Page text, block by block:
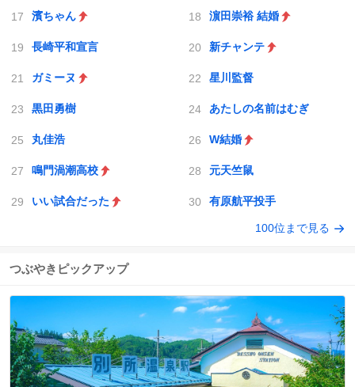
濱ちゃん 濵田崇裕 結婚
長崎平和宣言 新チャンテ
ガミーヌ 星川監督
黒田勇樹 あたしの名前はむぎ
丸佳浩 W結婚
鳴門渦潮高校 元天竺鼠
いい試合だった 有原航平投手
100位まで見る
つぶやきピックアップ